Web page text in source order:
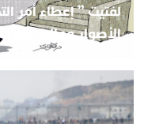
لفتيت ” إعطاء أمر
الأصوار ومالية